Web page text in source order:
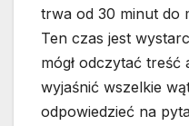
trwa od 30 minut do
Ten czas jest
mógł odczytać treść
wyjaśnić wszelkie
odpowiedzieć na